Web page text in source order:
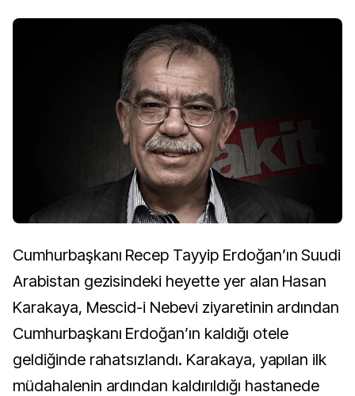
Cumhurbaşkanı Recep Tayyip Erdoğan’ın Suudi
Arabistan gezisindeki heyette yer alan Hasan
Karakaya, Mescid-i Nebevi ziyaretinin ardından
Cumhurbaşkanı Erdoğan’ın kaldığı otele
geldiğinde rahatsızlandı. Karakaya, yapılan ilk
müdahalenin ardından kaldırıldığı hastanede